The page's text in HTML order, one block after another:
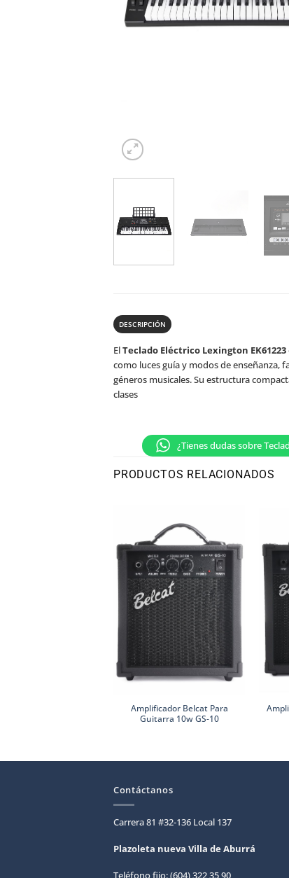
DESCRIPCIÓN
ElTeclado Eléctrico Lexington EK61223
como luces guía y modos de enseñanza,
géneros musicales. Su estructura
clases
¿Tienes dudas sobre
PRODUCTOS RELACIONADOS
Amplificador Belcat Para
Guitarra 10w GS-10
Contáctanos
Carrera 81 #32-136 Local 137
Plazoleta nueva Villa deAburrá
Teléfono fijo: (604) 322 35 90